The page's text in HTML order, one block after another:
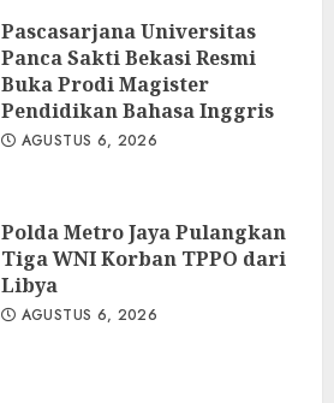
Pascasarjana Universitas
Panca Sakti Bekasi Resmi
Buka Prodi Magister
Pendidikan Bahasa Inggris
AGUSTUS 6, 2026
Polda Metro Jaya Pulangkan
Tiga WNI Korban TPPO dari
Libya
AGUSTUS 6, 2026